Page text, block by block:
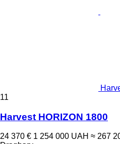
11
Harvest HORIZON 1800
24 370 € 1 254 000 UAH ≈ 267